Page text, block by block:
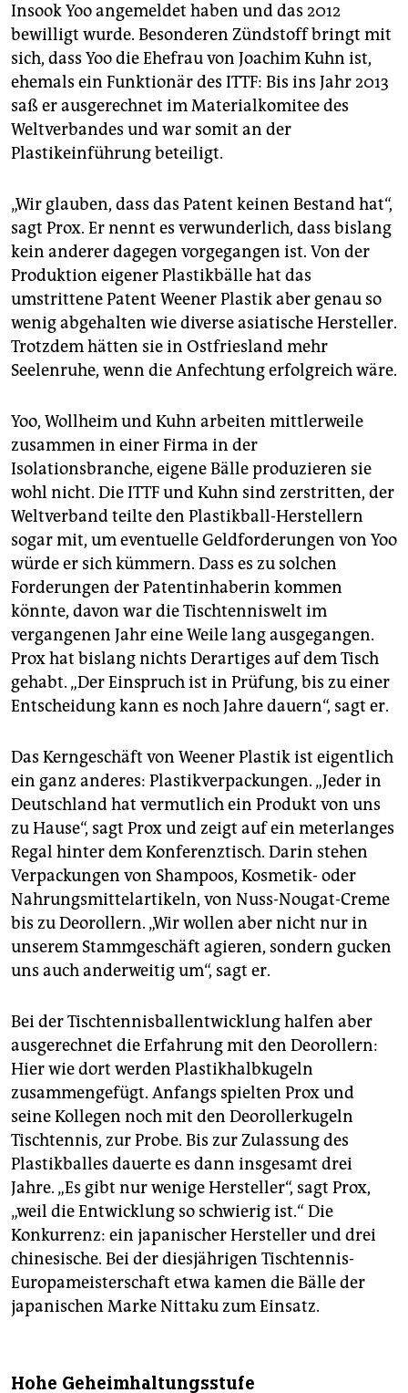
Insook Yoo angemeldet haben und das 2012
bewilligt wurde. Besonderen Zündstoff bringt mit
sich, dass Yoo die Ehefrau von Joachim Kuhn ist,
ehemals ein Funktionär des ITTF: Bis ins Jahr 2013
saß er ausgerechnet im Materialkomitee des
Weltverbandes und war somit an der
Plastikeinführung beteiligt.
„Wir glauben, dass das Patent keinen Bestand hat“,
sagt Prox. Er nennt es verwunderlich, dass bislang
kein anderer dagegen vorgegangen ist. Von der
Produktion eigener Plastikbälle hat das
umstrittene Patent Weener Plastik aber genau so
wenig abgehalten wie diverse asiatische Hersteller.
Trotzdem hätten sie in Ostfriesland mehr
Seelenruhe, wenn die Anfechtung erfolgreich wäre.
Yoo, Wollheim und Kuhn arbeiten mittlerweile
zusammen in einer Firma in der
Isolationsbranche, eigene Bälle produzieren sie
wohl nicht. Die ITTF und Kuhn sind zerstritten, der
Weltverband teilte den Plastikball-Herstellern
sogar mit, um eventuelle Geldforderungen von Yoo
würde er sich kümmern. Dass es zu solchen
Forderungen der Patentinhaberin kommen
könnte, davon war die Tischtenniswelt im
vergangenen Jahr eine Weile lang ausgegangen.
Prox hat bislang nichts Derartiges auf dem Tisch
gehabt. „Der Einspruch ist in Prüfung, bis zu einer
Entscheidung kann es noch Jahre dauern“, sagt er.
Das Kerngeschäft von Weener Plastik ist eigentlich
ein ganz anderes: Plastikverpackungen. „Jeder in
Deutschland hat vermutlich ein Produkt von uns
zu Hause“, sagt Prox und zeigt auf ein meterlanges
Regal hinter dem Konferenztisch. Darin stehen
Verpackungen von Shampoos, Kosmetik- oder
Nahrungsmittelartikeln, von Nuss-Nougat-Creme
bis zu Deorollern. „Wir wollen aber nicht nur in
unserem Stammgeschäft agieren, sondern gucken
uns auch anderweitig um“, sagt er.
Bei der Tischtennisballentwicklung halfen aber
ausgerechnet die Erfahrung mit den Deorollern:
Hier wie dort werden Plastikhalbkugeln
zusammengefügt. Anfangs spielten Prox und
seine Kollegen noch mit den Deorollerkugeln
Tischtennis, zur Probe. Bis zur Zulassung des
Plastikballes dauerte es dann insgesamt drei
Jahre. „Es gibt nur wenige Hersteller“, sagt Prox,
„weil die Entwicklung so schwierig ist.“ Die
Konkurrenz: ein japanischer Hersteller und drei
chinesische. Bei der diesjährigen Tischtennis-
Europameisterschaft etwa kamen die Bälle der
japanischen Marke Nittaku zum Einsatz.
Hohe Geheimhaltungsstufe